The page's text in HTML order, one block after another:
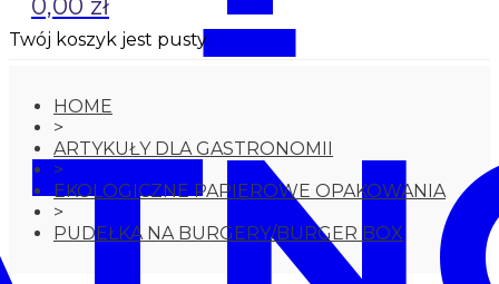
Twój koszyk jest pusty.
HOME
>
ARTYKUŁY DLA GASTRONOMII
>
EKOLOGICZNE PAPIEROWE OPAKOWANIA
>
PUDEŁKA NA BURGERY/BURGER BOX